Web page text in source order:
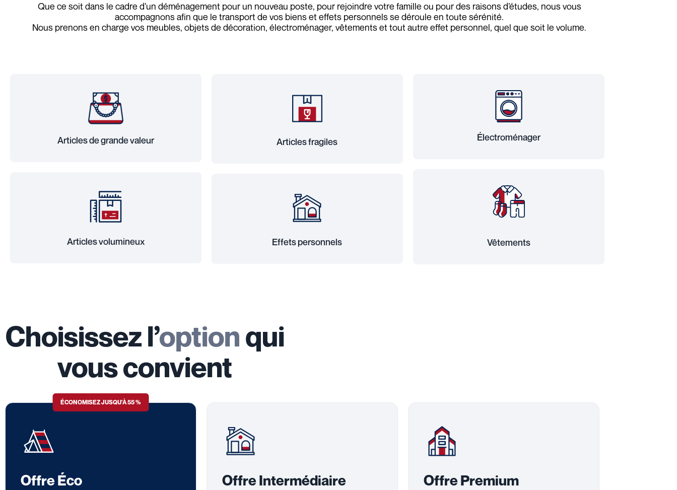
Que ce soit dans le cadre d’un déménagement pour un nouveau poste, pour rejoindre votre famille ou pour des raisons d’études, nous vous
accompagnons afin que le transport de vos biens et effets personnels se déroule en toute sérénité.
Nous prenons en charge vos meubles, objets de décoration, électroménager, vêtements et tout autre effet personnel, quel que soit le volume.
Articles de grande valeur
Articles volumineux
Articles fragiles
Effets personnels
Électroménager
Vêtements
Choisissez l’optionqui
vous convient
ÉCONOMISEZ JUSQU'À 55 %
Offre Éco Offre Intermédiaire Offre Premium